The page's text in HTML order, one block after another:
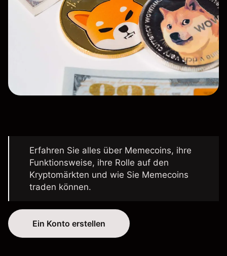
Erfahren Sie alles über Memecoins, ihre
Funktionsweise, ihre Rolle auf den
Kryptomärkten und wie Sie Memecoins
traden können.
Ein Konto erstellen